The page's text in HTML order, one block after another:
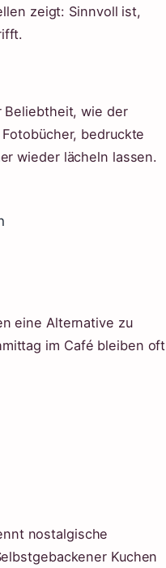
zeigt: Sinnvoll ist,
Beliebtheit, wie der
bedruckte
wieder lächeln lassen.
eine Alternative zu
im Café bleiben oft
nostalgische
Kuchen